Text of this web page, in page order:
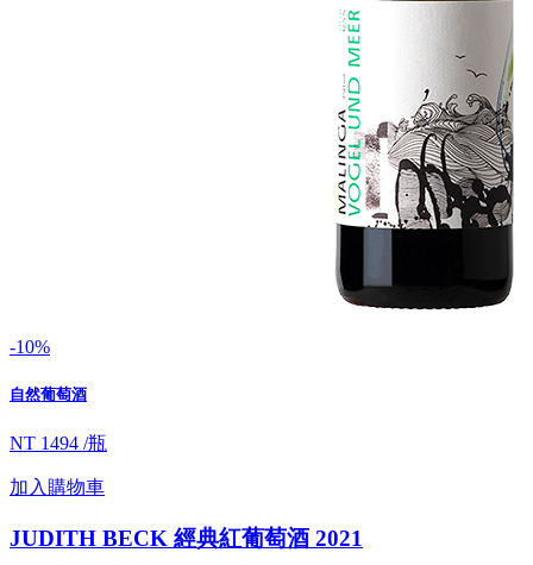
-10%
自然葡萄酒
NT 1494 /瓶
加入購物車
JUDITH BECK 經典紅葡萄酒 2021